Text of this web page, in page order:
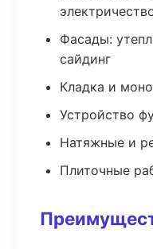
Фасады:
сайдинг
Кладка и
Устройство
Натяжные и
Плиточные